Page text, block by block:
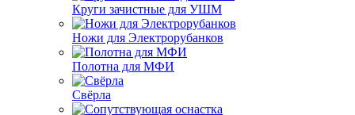
Круги зачистные для УШМ
Ножи для Электрорубанков
Полотна для МФИ
Свёрла